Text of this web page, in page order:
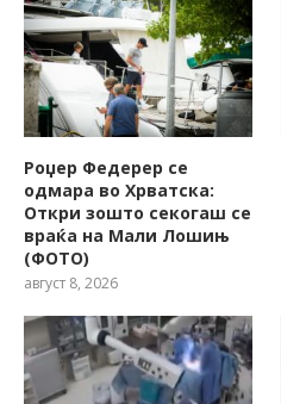
Роџер Федерер се
одмара во Хрватска:
Откри зошто секогаш се
враќа на Мали Лошињ
(ФОТО)
август 8, 2026